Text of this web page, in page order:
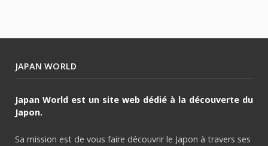
JAPAN WORLD
Japan World est un site web dédié à la découverte du
Japon.
Sa mission est de vous faire découvrir le Japon à travers ses